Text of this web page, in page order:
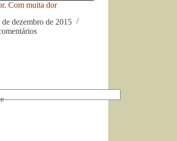
Com muita dor
de dezembro de 2015